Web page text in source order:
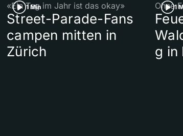
1 Min
«Ein Tag im Jahr ist das okay»
Street-Parade-Fans
campen mitten in
Zürich
1
Ohne
g in